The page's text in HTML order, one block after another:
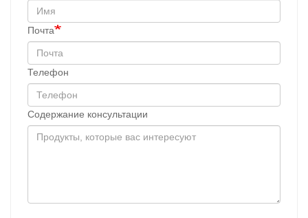
Почта
Телефон
Содержание консультации